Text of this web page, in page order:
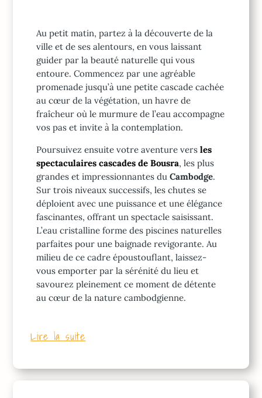
Au petit matin, partez à la découverte de la
ville et de ses alentours, en vous laissant
guider par la beauté naturelle qui vous
entoure. Commencez par une agréable
promenade jusqu’à une petite cascade cachée
au cœur de la végétation, un havre de
fraîcheur où le murmure de l’eau accompagne
vos pas et invite à la contemplation.
Poursuivez ensuite votre aventure versles
spectaculaires cascades de Bousra, les plus
grandes et impressionnantes duCambodge.
Sur trois niveaux successifs, les chutes se
déploient avec une puissance et une élégance
fascinantes, offrant un spectacle saisissant.
L’eau cristalline forme des piscines naturelles
parfaites pour une baignade revigorante. Au
milieu de ce cadre époustouflant, laissez-
vous emporter par la sérénité du lieu et
savourez pleinement ce moment de détente
au cœur de la nature cambodgienne.
Lire la suite